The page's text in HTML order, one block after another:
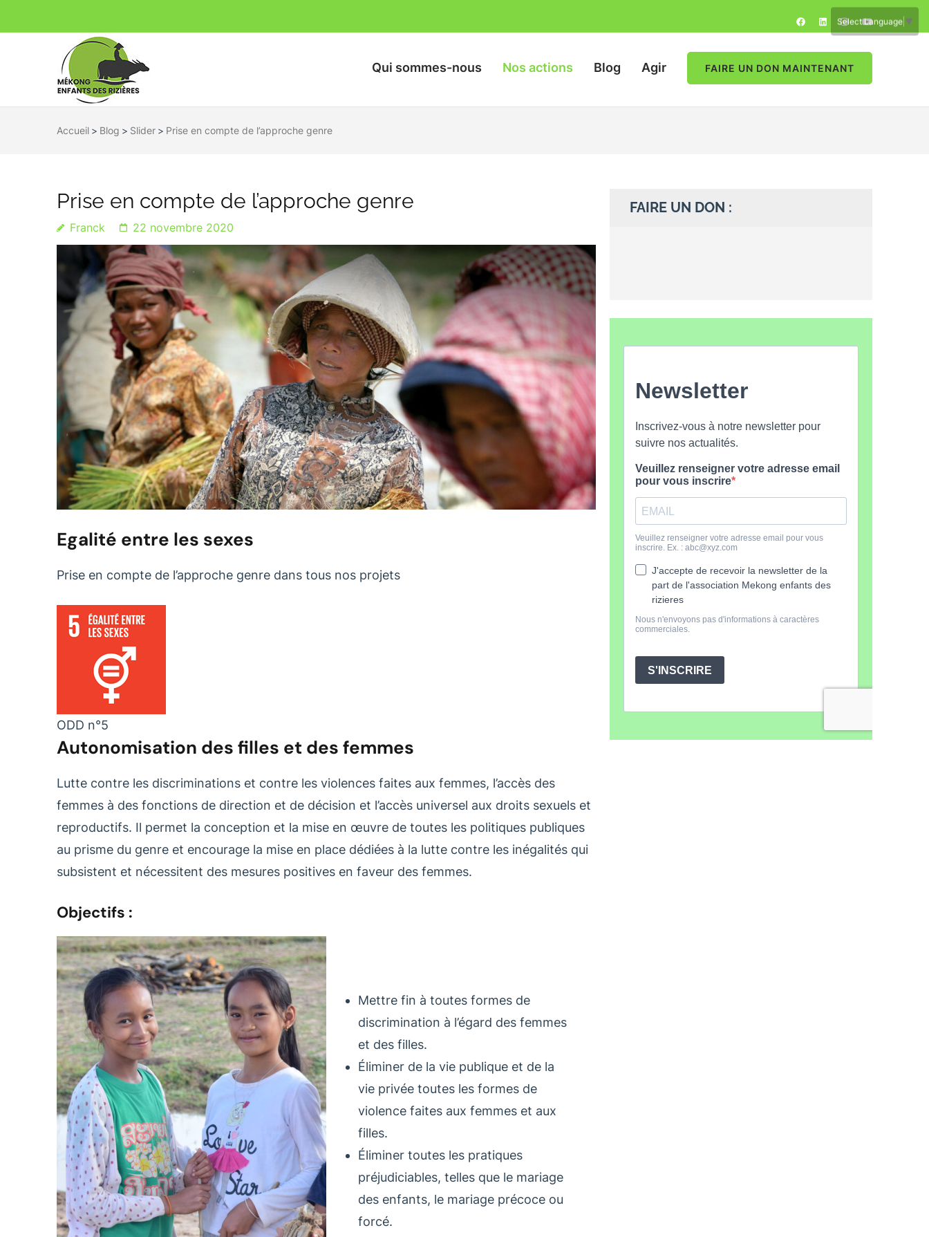
Mékong Enfants des Rizières
Qui sommes-nous Nos actions Blog Agir FAIRE UN DON MAINTENANT
Accueil > Blog > Slider > Prise en compte de l’approche genre
Prise en compte de l’approche genre
Franck 22 novembre 2020
Egalité entre les sexes
Prise en compte de l’approche genre dans tous nos projets
ODD n°5
Autonomisation des filles et des femmes
Lutte contre les discriminations et contre les violences faites aux femmes, l’accès des
femmes à des fonctions de direction et de décision et l’accès universel aux droits sexuels et
reproductifs. Il permet la conception et la mise en œuvre de toutes les politiques publiques
au prisme du genre et encourage la mise en place dédiées à la lutte contre les inégalités qui
subsistent et nécessitent des mesures positives en faveur des femmes.
Objectifs :
Mettre fin à toutes formes de
discrimination à l’égard des femmes
et des filles.
Éliminer de la vie publique et de la
vie privée toutes les formes de
violence faites aux femmes et aux
filles.
Éliminer toutes les pratiques
préjudiciables, telles que le mariage
des enfants, le mariage précoce ou
forcé.
FAIRE UN DON :
Select Language ▼